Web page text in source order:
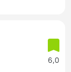
6,0